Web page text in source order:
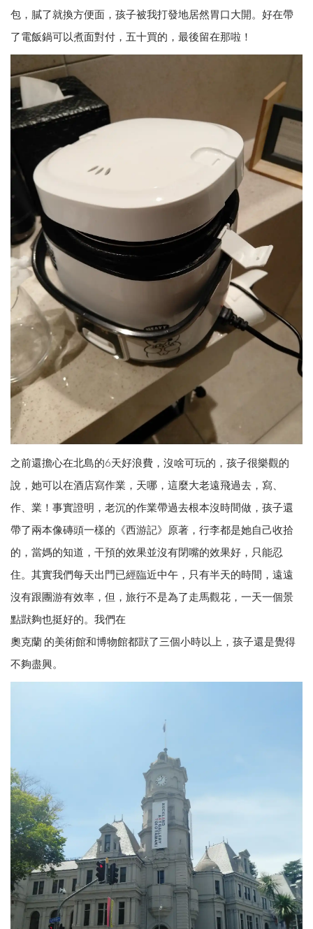
包，膩了就換方便面，孩子被我打發地居然胃口大開。好在帶
了電飯鍋可以煮面對付，五十買的，最後留在那啦！
之前還擔心在北島的6天好浪費，沒啥可玩的，孩子很樂觀的
說，她可以在酒店寫作業，天哪，這麼大老遠飛過去，寫、
作、業！事實證明，老沉的作業帶過去根本沒時間做，孩子還
帶了兩本像磚頭一樣的《西游記》原著，行李都是她自己收拾
的，當媽的知道，干預的效果並沒有閉嘴的效果好，只能忍
住。其實我們每天出門已經臨近中午，只有半天的時間，遠遠
沒有跟團游有效率，但，旅行不是為了走馬觀花，一天一個景
點獃夠也挺好的。我們在
奧克蘭 的美術館和博物館都獃了三個小時以上，孩子還是覺得
不夠盡興。